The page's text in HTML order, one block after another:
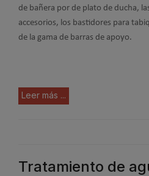
de bañera por de plato de ducha,
accesorios, los bastidores para
de la gama de barras de apoyo.
Leer más ...
Tratamiento de